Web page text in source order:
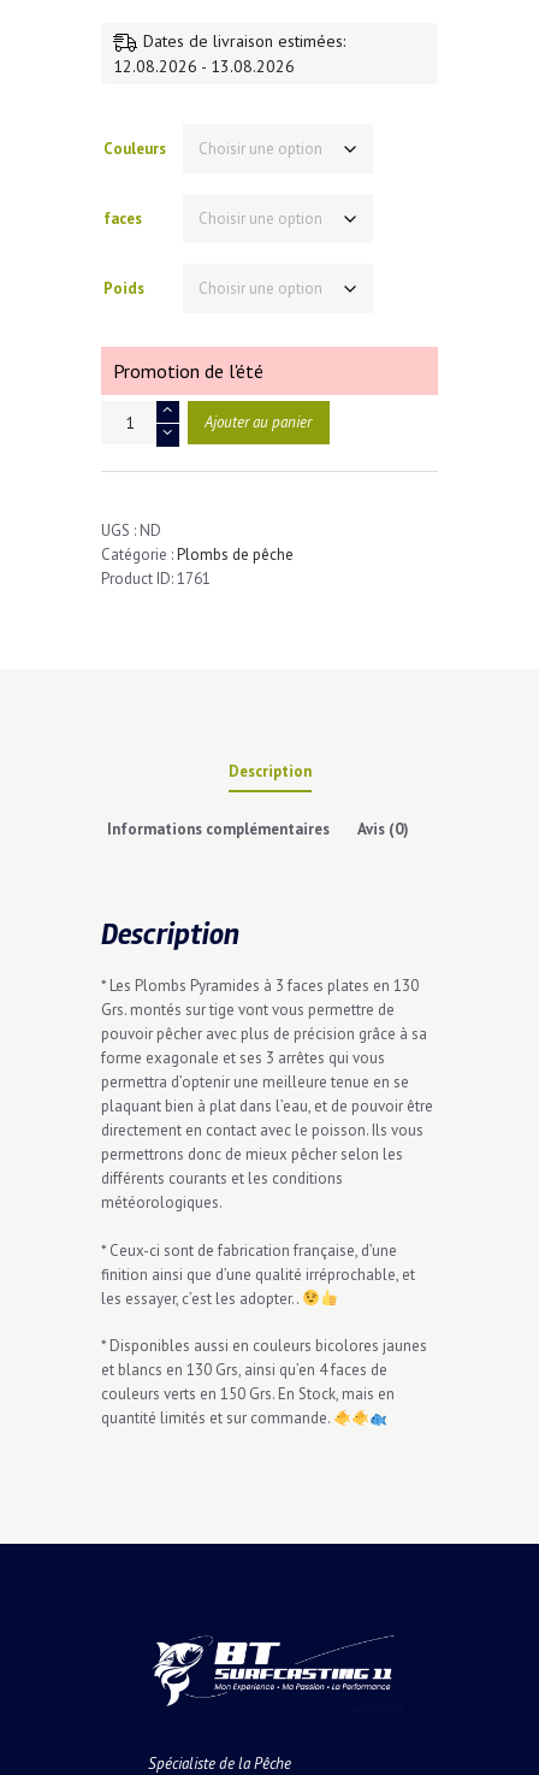
prix :
2.50€
Dates de livraison estimées:
12.08.2026 - 13.08.2026
Couleurs
faces
Poids
Promotion de l'été
Pyramides
Ajouter au panier
UGS : ND
Catégorie :Plombs de pêche
Product ID:1761
Description
Informations complémentaires Avis (0)
Description
* Les Plombs Pyramides à 3 faces plates en 130
Grs. montés sur tige vont vous permettre de
pouvoir pêcher avec plus de précision grâce à sa
forme exagonale et ses 3 arrêtes qui vous
permettra d’optenir une meilleure tenue en se
plaquant bien à plat dans l’eau, et de pouvoir être
directement en contact avec le poisson. Ils vous
permettrons donc de mieux pêcher selon les
différents courants et les conditions
météorologiques.
* Ceux-ci sont de fabrication française, d’une
finition ainsi que d’une qualité irréprochable, et
les essayer, c’est les adopter..
* Disponibles aussi en couleurs bicolores jaunes
et blancs en 130 Grs, ainsi qu’en 4 faces de
couleurs verts en 150 Grs. En Stock, mais en
quantité limités et sur commande.
Spécialiste de la Pêche